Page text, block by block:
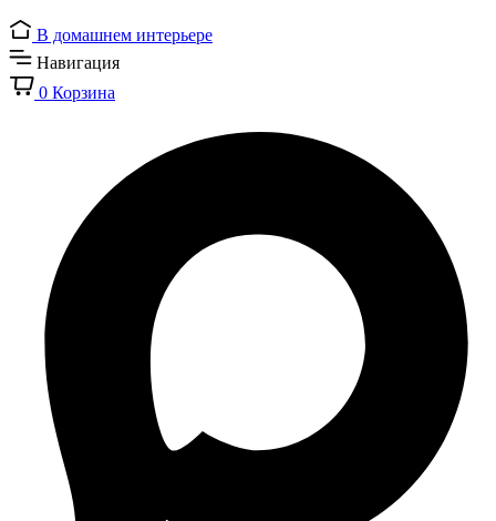
В домашнем интерьере
Навигация
0 Корзина